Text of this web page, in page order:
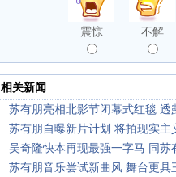
震惊 不解
相关新闻
苏有朋亮相北影节闭幕式红毯
苏有朋自曝新片计划 将拍现实主
吴奇隆快本再现最强一字马 同苏
苏有朋音乐尝试新曲风 舞台更具